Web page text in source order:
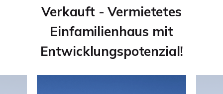
Verkauft - Vermietetes
Einfamilienhaus mit
Entwicklungspotenzial!